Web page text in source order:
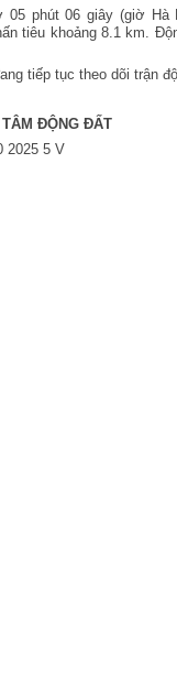
05 phút 06giây (giờ Hà
tiêu khoảng 8.1 km.
tiếp tục theo dõi trận
ĐỘNG ĐẤT